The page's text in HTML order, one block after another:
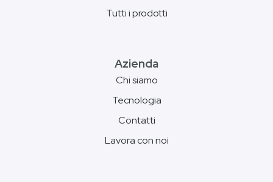
Tutti i prodotti
Azienda
Chi siamo
Tecnologia
Contatti
Lavora con noi